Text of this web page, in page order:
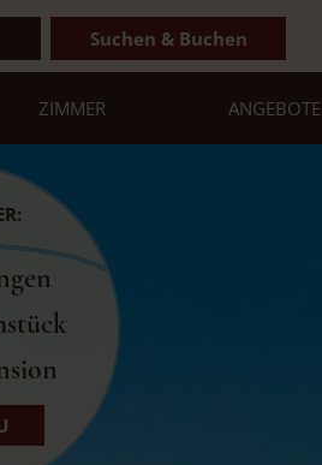
Suchen & Buchen
ZIMMER ANGEBOTE